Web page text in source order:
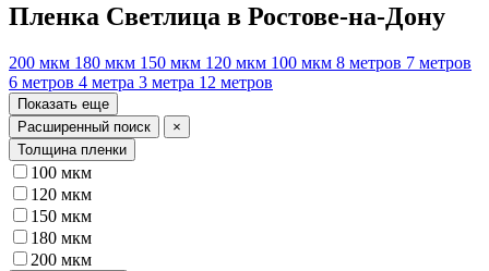
Пленка Светлица в Ростове-на-Дону
200 мкм 180 мкм 150 мкм 120 мкм 100 мкм 8 метров 7 метров
6 метров 4 метра 3 метра 12 метров
Показать еще
Расширенный поиск
×
Толщина пленки
100 мкм
120 мкм
150 мкм
180 мкм
200 мкм